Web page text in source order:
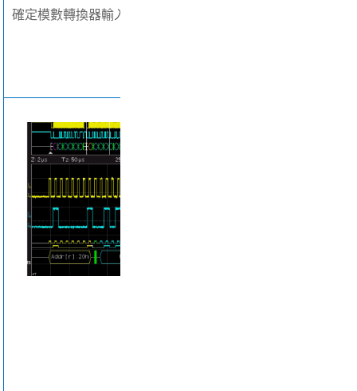
確定模數轉換器輸入與輸出之間的延遲。